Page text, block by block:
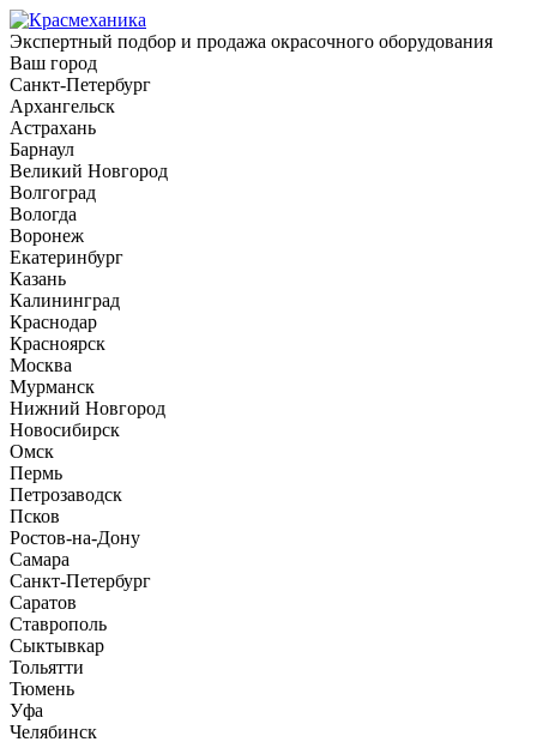
Экспертный подбор и продажа окрасочного оборудования
Ваш город
Санкт-Петербург
Архангельск
Астрахань
Барнаул
Великий Новгород
Волгоград
Вологда
Воронеж
Екатеринбург
Казань
Калининград
Краснодар
Красноярск
Москва
Мурманск
Нижний Новгород
Новосибирск
Омск
Пермь
Петрозаводск
Псков
Ростов-на-Дону
Самара
Санкт-Петербург
Саратов
Ставрополь
Сыктывкар
Тольятти
Тюмень
Уфа
Челябинск